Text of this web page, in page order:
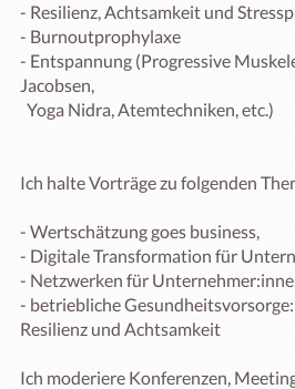
- Resilienz, Achtsamkeit und
- Burnoutprophylaxe
- Entspannung (Progressive
Jacobsen,
Ich halte Vorträge zu folgenden
- Wertschätzung goes business,
- Digitale Transformation für
- Netzwerken für
- betriebliche
Resilienz und Achtsamkeit
Ich moderiere Konferenzen,